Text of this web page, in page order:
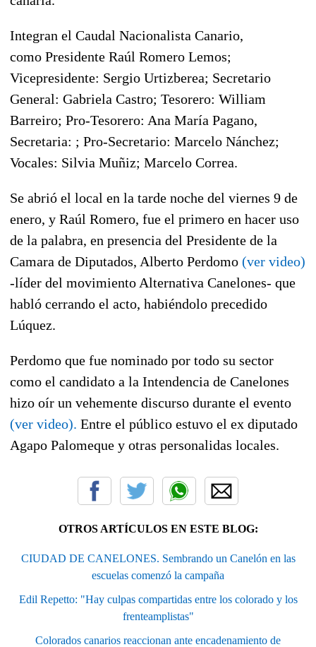
Integran el Caudal Nacionalista Canario,
como Presidente Raúl Romero Lemos;
Vicepresidente: Sergio Urtizberea; Secretario
General: Gabriela Castro; Tesorero: William
Barreiro; Pro-Tesorero: Ana María Pagano,
Secretaria: ; Pro-Secretario: Marcelo Nánchez;
Vocales: Silvia Muñiz; Marcelo Correa.
Se abrió el local en la tarde noche del viernes 9 de
enero, y Raúl Romero, fue el primero en hacer uso
de la palabra, en presencia del Presidente de la
Camara de Diputados, Alberto Perdomo (ver video)
-líder del movimiento Alternativa Canelones- que
habló cerrando el acto, habiéndolo precedido
Lúquez.
Perdomo que fue nominado por todo su sector
como el candidato a la Intendencia de Canelones
hizo oír un vehemente discurso durante el evento
(ver video). Entre el público estuvo el ex diputado
Agapo Palomeque y otras personalidas locales.
OTROS ARTÍCULOS EN ESTE BLOG:
CIUDAD DE CANELONES. Sembrando un Canelón en las
escuelas comenzó la campaña
Edil Repetto: "Hay culpas compartidas entre los colorado y los
frenteamplistas"
Colorados canarios reaccionan ante encadenamiento de